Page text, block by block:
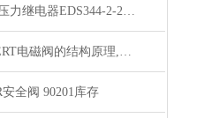
贺德克压力继电器EDS344-2-250-000天津 销售
BURKERT电磁阀的结构原理,报价宝德电磁阀
安全阀 90201库存